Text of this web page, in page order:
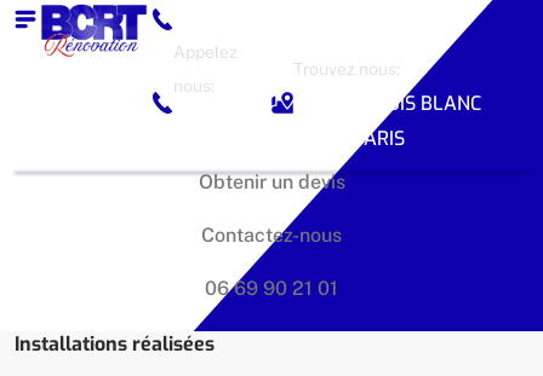
Appelez
nous:
Trouvez nous:
24 RUE LOUIS BLANC
75010 PARIS
Obtenir un devis
Contactez-nous
06 69 90 21 01
Installations réalisées